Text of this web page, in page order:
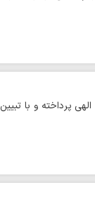
پرداخته و با تبیین